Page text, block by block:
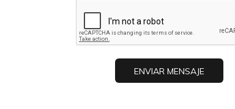
ENVIAR MENSAJE